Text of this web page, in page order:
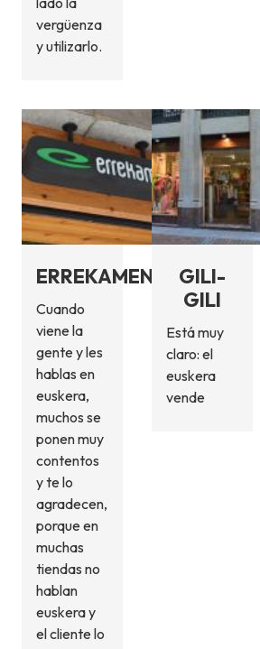
vergüenza
y utilizarlo.
ERREKAMENDI
Cuando
viene la
gente y les
hablas en
euskera,
muchos se
ponen muy
contentos
y te lo
agradecen,
porque en
muchas
tiendas no
hablan
euskera y
el cliente lo
GILI-
GILI
Está muy
claro: el
euskera
vende